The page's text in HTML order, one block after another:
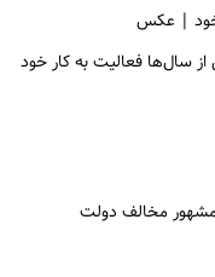
خود |‌ عکس
سال‌ها فعالیت به کار خود
مشهور مخالف دولت